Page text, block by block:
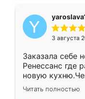
3 августа
Заказала себе
Ренессанс где
новую
вполне
два года,
Читать полностью